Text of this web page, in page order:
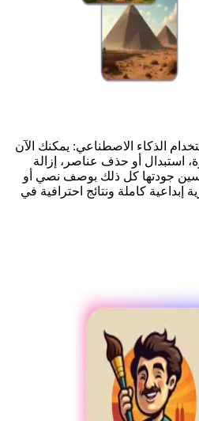
الذكاء الاصطناعي: يمكنك الآن
استبدال أو حذف عناصر، إزالة
جودتها كل ذلك بوصف نصي أو
إبداعية كاملة ونتائج احترافية في